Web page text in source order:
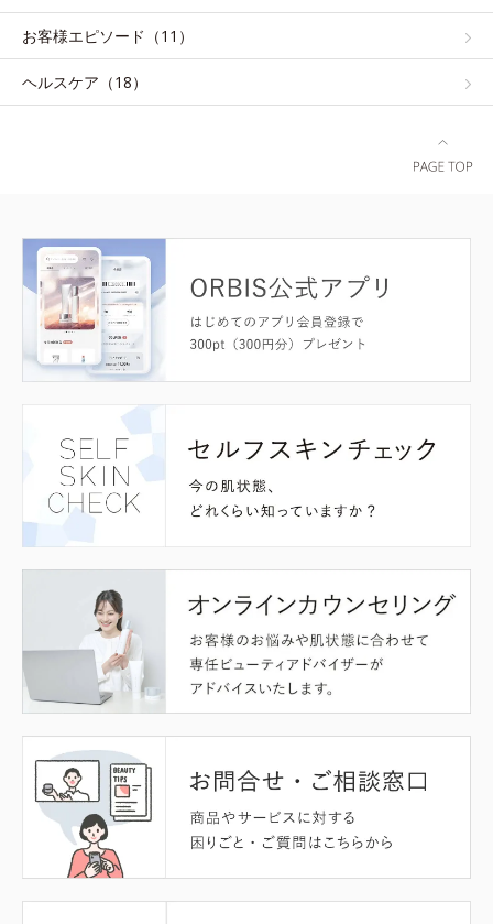
お客様エピソード（11）
ヘルスケア（18）